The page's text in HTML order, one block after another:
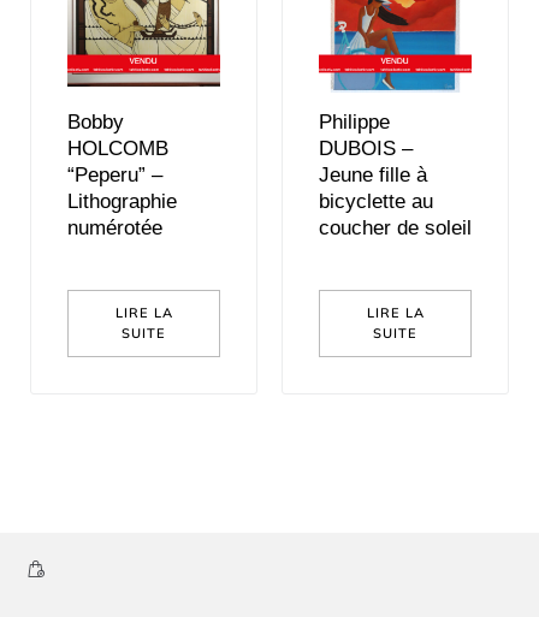
Bobby
HOLCOMB
“Peperu” –
Lithographie
numérotée
LIRE LA
SUITE
Philippe
DUBOIS –
Jeune fille à
bicyclette au
coucher de soleil
LIRE LA
SUITE